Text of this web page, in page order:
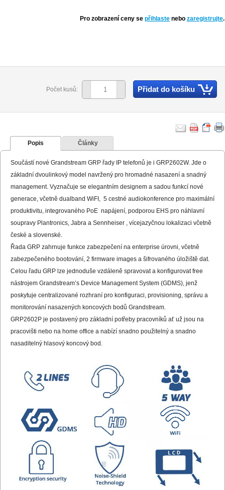
Pro zobrazení ceny se přihlaste nebo zaregistrujte.
Počet kusů: Přidat do košíku
Popis Články
Součástí nové Grandstream GRP řady IP telefonů je i GRP2602W. Jde o
základní dvoulinkový model navržený pro hromadné nasazení a snadný
management. Vyznačuje se elegantním designem a sadou funkcí nové
generace, včetně dualband WiFI, 5 cestné audiokonference pro maximální
produktivitu, integrovaného PoE napájení, podporou EHS pro náhlavní
soupravy Plantronics, Jabra a Sennheiser , vícejazyčnou lokalizaci včetně
české a slovenské.
Řada GRP zahrnuje funkce zabezpečení na enterprise úrovni, včetně
zabezpečeného bootování, 2 firmware images a šifrovaného úložiště dat.
Celou řadu GRP lze jednoduše vzdáleně spravovat a konfigurovat free
nástrojem Grandstream’s Device Management System (GDMS), jenž
poskytuje centralizované rozhraní pro konfiguraci, provisioning, správu a
monitorování nasazených koncových bodů Grandstream.
GRP2602P je postavený pro základní potřeby pracovníků ať už jsou na
pracovišti nebo na home office a nabízí snadno použitelný a snadno
nasaditelný hlasový koncový bod.